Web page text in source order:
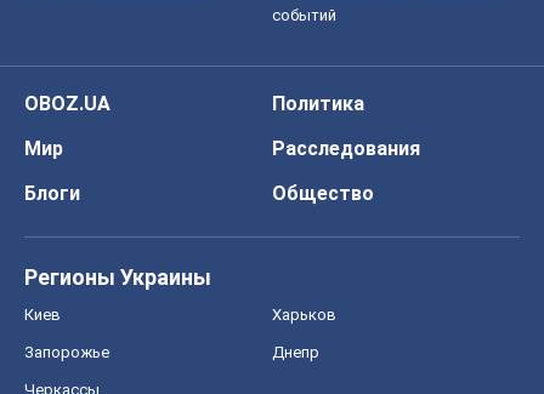
событий
OBOZ.UA
Политика
Мир
Расследования
Блоги
Общество
Регионы Украины
Киев Харьков
Запорожье Днепр
Черкассы